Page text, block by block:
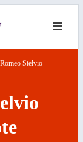
Stelvio